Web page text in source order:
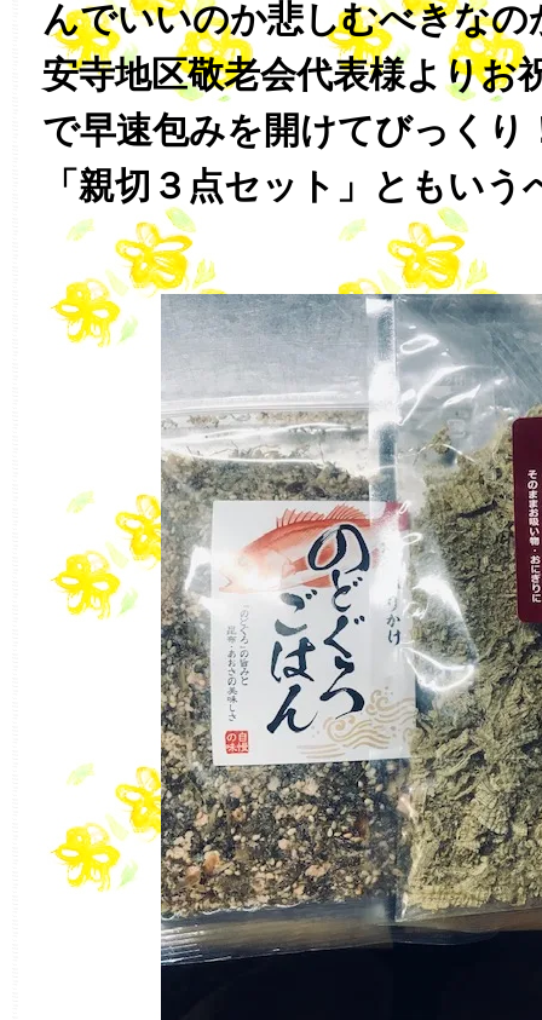
んでいいのか悲しむべきな
安寺地区敬老会代表様よりお
で早速包みを開けてびっくり
「親切３点セット」ともい